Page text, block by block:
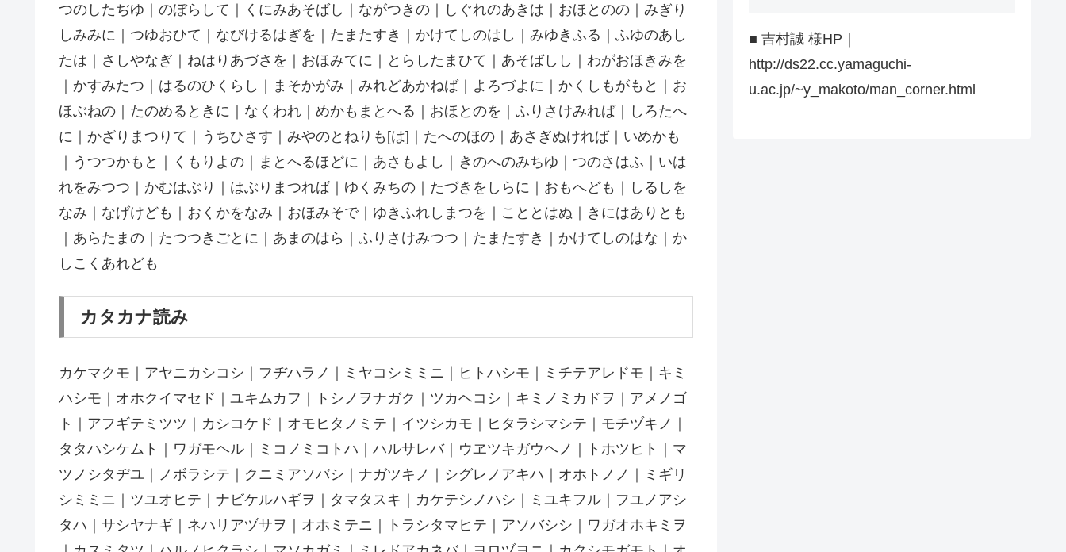
つのしたぢゆ｜のぼらして｜くにみあそばし｜ながつきの｜しぐれのあきは｜おほとのの｜みぎり
しみみに｜つゆおひて｜なびけるはぎを｜たまたすき｜かけてしのはし｜みゆきふる｜ふゆのあし
たは｜さしやなぎ｜ねはりあづさを｜おほみてに｜とらしたまひて｜あそばしし｜わがおほきみを
｜かすみたつ｜はるのひくらし｜まそかがみ｜みれどあかねば｜よろづよに｜かくしもがもと｜お
ほぶねの｜たのめるときに｜なくわれ｜めかもまとへる｜おほとのを｜ふりさけみれば｜しろたへ
に｜かざりまつりて｜うちひさす｜みやのとねりも[は]｜たへのほの｜あさぎぬければ｜いめかも
｜うつつかもと｜くもりよの｜まとへるほどに｜あさもよし｜きのへのみちゆ｜つのさはふ｜いは
れをみつつ｜かむはぶり｜はぶりまつれば｜ゆくみちの｜たづきをしらに｜おもへども｜しるしを
なみ｜なげけども｜おくかをなみ｜おほみそで｜ゆきふれしまつを｜こととはぬ｜きにはありとも
｜あらたまの｜たつつきごとに｜あまのはら｜ふりさけみつつ｜たまたすき｜かけてしのはな｜か
しこくあれども
カタカナ読み
カケマクモ｜アヤニカシコシ｜フヂハラノ｜ミヤコシミミニ｜ヒトハシモ｜ミチテアレドモ｜キミ
ハシモ｜オホクイマセド｜ユキムカフ｜トシノヲナガク｜ツカヘコシ｜キミノミカドヲ｜アメノゴ
ト｜アフギテミツツ｜カシコケド｜オモヒタノミテ｜イツシカモ｜ヒタラシマシテ｜モチヅキノ｜
タタハシケムト｜ワガモヘル｜ミコノミコトハ｜ハルサレバ｜ウヱツキガウヘノ｜トホツヒト｜マ
ツノシタヂユ｜ノボラシテ｜クニミアソバシ｜ナガツキノ｜シグレノアキハ｜オホトノノ｜ミギリ
シミミニ｜ツユオヒテ｜ナビケルハギヲ｜タマタスキ｜カケテシノハシ｜ミユキフル｜フユノアシ
タハ｜サシヤナギ｜ネハリアヅサヲ｜オホミテニ｜トラシタマヒテ｜アソバシシ｜ワガオホキミヲ
■ 吉村誠 様HP｜
http://ds22.cc.yamaguchi-
u.ac.jp/~y_makoto/man_corner.html